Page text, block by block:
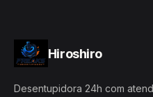
Hiroshiro
Desentupidora 24h com